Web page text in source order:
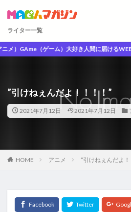
ライター一覧
（ゲーム）大好き人間に届けるWEBマガジ
”引けねぇんだよ！！！！”
2021年7月12日 2021年7月12日
HOME アニメ ”引けねぇんだよ！